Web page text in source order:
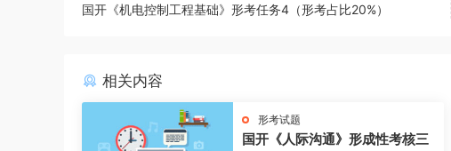
国开《机电控制工程基础》形考任务4（形考占比20%）
相关内容
形考试题
国开《人际沟通》形成性考核三